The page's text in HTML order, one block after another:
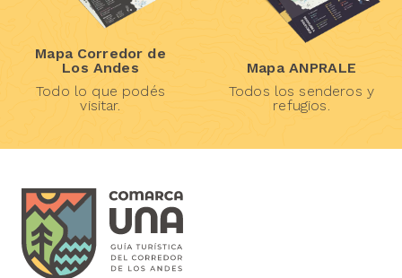
Mapa Corredor de
Los Andes
Todo lo que podés
visitar.
Mapa ANPRALE
Todos los senderos y
refugios.